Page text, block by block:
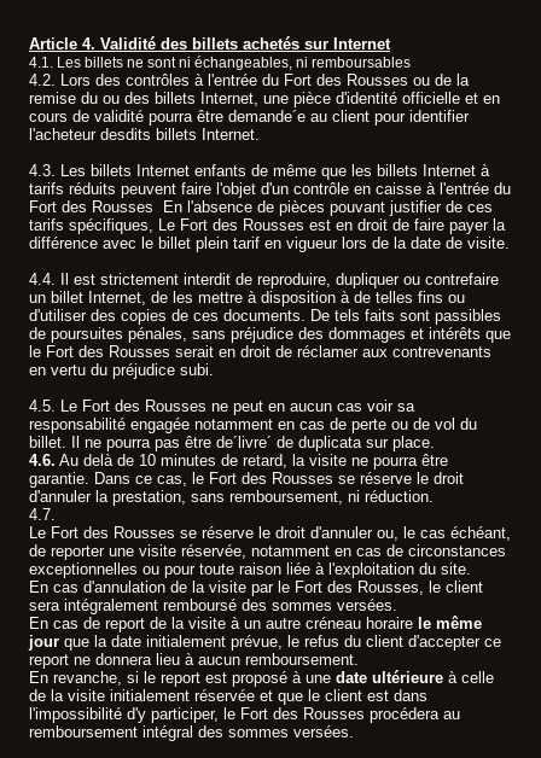
Article 4. Validité des billets achetés sur Internet
4.1. Les billets ne sont ni échangeables, ni remboursables.
4.2. Lors des contrôles à l'entrée du Fort des Rousses ou de la
remise du ou des billets Internet, une pièce d'identité officielle et en
cours de validité pourra être demande´e au client pour identifier
l'acheteur desdits billets Internet.
4.3. Les billets Internet enfants de même que les billets Internet à
tarifs réduits peuvent faire l'objet d'un contrôle en caisse à l'entrée du
Fort des Rousses En l'absence de pièces pouvant justifier de ces
tarifs spécifiques, Le Fort des Rousses est en droit de faire payer la
différence avec le billet plein tarif en vigueur lors de la date de visite.
4.4. Il est strictement interdit de reproduire, dupliquer ou contrefaire
un billet Internet, de les mettre à disposition à de telles fins ou
d'utiliser des copies de ces documents. De tels faits sont passibles
de poursuites pénales, sans préjudice des dommages et intérêts que
le Fort des Rousses serait en droit de réclamer aux contrevenants
en vertu du préjudice subi.
4.5. Le Fort des Rousses ne peut en aucun cas voir sa
responsabilité engagée notamment en cas de perte ou de vol du
billet. Il ne pourra pas être de´livre´ de duplicata sur place.
4.6. Au delà de 10 minutes de retard, la visite ne pourra être
garantie. Dans ce cas, le Fort des Rousses se réserve le droit
d'annuler la prestation, sans remboursement, ni réduction.
4.7.
Le Fort des Rousses se réserve le droit d'annuler ou, le cas échéant,
de reporter une visite réservée, notamment en cas de circonstances
exceptionnelles ou pour toute raison liée à l'exploitation du site.
En cas d'annulation de la visite par le Fort des Rousses, le client
sera intégralement remboursé des sommes versées.
En cas de report de la visite à un autre créneau horaire le même
jourque la date initialement prévue, le refus du client d'accepter ce
report ne donnera lieu à aucun remboursement.
En revanche, si le report est proposé à une date ultérieureà celle
de la visite initialement réservée et que le client est dans
l'impossibilité d'y participer, le Fort des Rousses procédera au
remboursement intégral des sommes versées.